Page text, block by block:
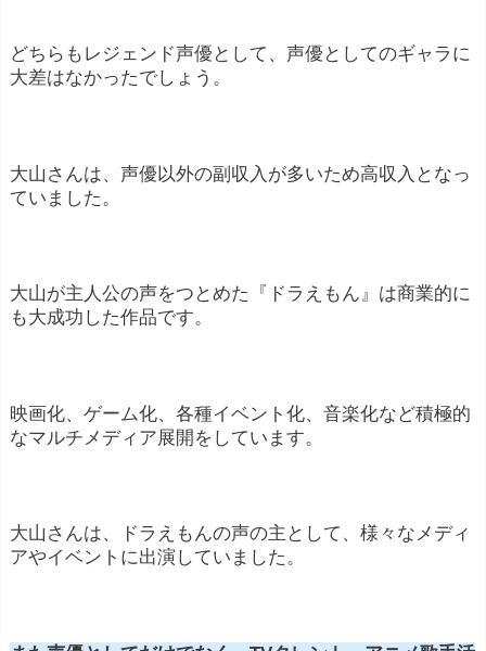
どちらもレジェンド声優として、声優としてのギャラに
大差はなかったでしょう。
大山さんは、声優以外の副収入が多いため高収入となっ
ていました。
大山が主人公の声をつとめた『ドラえもん』は商業的に
も大成功した作品です。
映画化、ゲーム化、各種イベント化、音楽化など積極的
なマルチメディア展開をしています。
大山さんは、ドラえもんの声の主として、様々なメディ
アやイベントに出演していました。